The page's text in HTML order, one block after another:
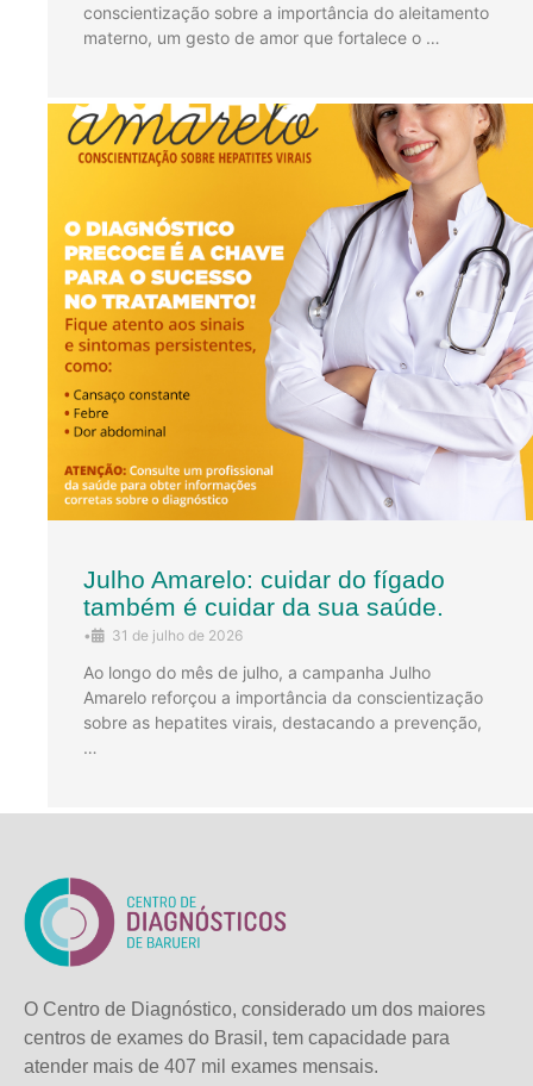
conscientização sobre a importância do aleitamento
materno, um gesto de amor que fortalece o …
Julho Amarelo: cuidar do fígado
também é cuidar da sua saúde.
• 31 de julho de 2026
Ao longo do mês de julho, a campanha Julho
Amarelo reforçou a importância da conscientização
sobre as hepatites virais, destacando a prevenção,
…
O Centro de Diagnóstico, considerado um dos maiores
centros de exames do Brasil, tem capacidade para
atender mais de 407 mil exames mensais.